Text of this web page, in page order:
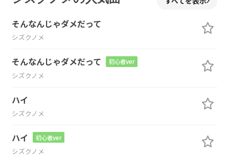
そんなんじゃダメだって
シズクノメ
そんなんじゃダメだって 初心者ver
シズクノメ
ハイ
シズクノメ
ハイ 初心者ver
シズクノメ